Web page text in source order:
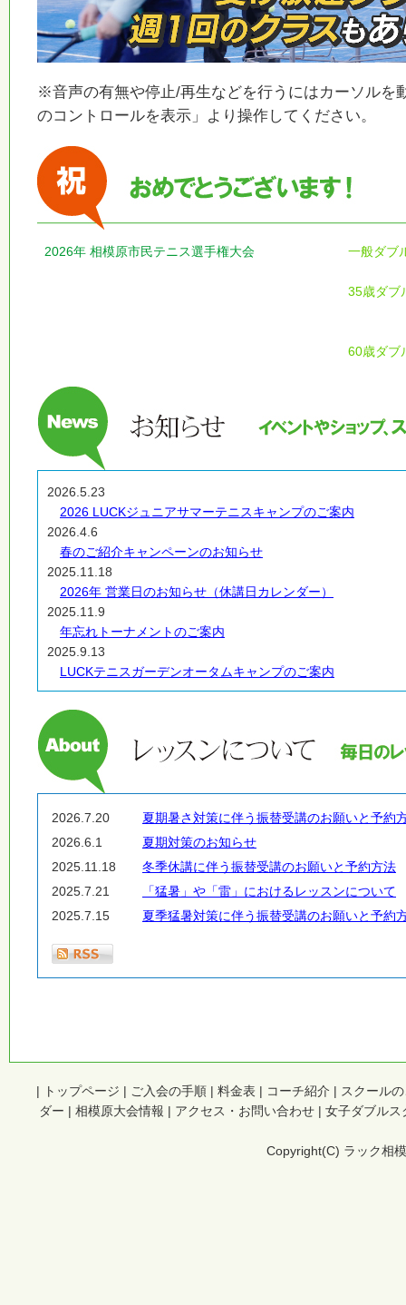
※音声の有無や停止/再生などを行うにはカーソルを
のコントロールを表示」より操作してください。
2026年 相模原市民テニス選手権大会 一般ダブ
35歳ダブ
60歳ダブ
2026.5.23
2026 LUCKジュニアサマーテニスキャンプのご案内
2026.4.6
春のご紹介キャンペーンのお知らせ
2025.11.18
2026年 営業日のお知らせ（休講日カレンダー）
2025.11.9
年忘れトーナメントのご案内
2025.9.13
LUCKテニスガーデンオータムキャンプのご案内
2026.7.20
夏期暑さ対策に伴う振替受講のお願いと予約
2026.6.1
夏期対策のお知らせ
2025.11.18
冬季休講に伴う振替受講のお願いと予約方法
2025.7.21
「猛暑」や「雷」におけるレッスンについて
2025.7.15
夏季猛暑対策に伴う振替受講のお願いと予約
| トップページ | ご入会の手順 | 料金表 | コーチ紹介 | スクール
ダー | 相模原大会情報 | アクセス・お問い合わせ | 女子ダブルス
Copyright(C) ラック相